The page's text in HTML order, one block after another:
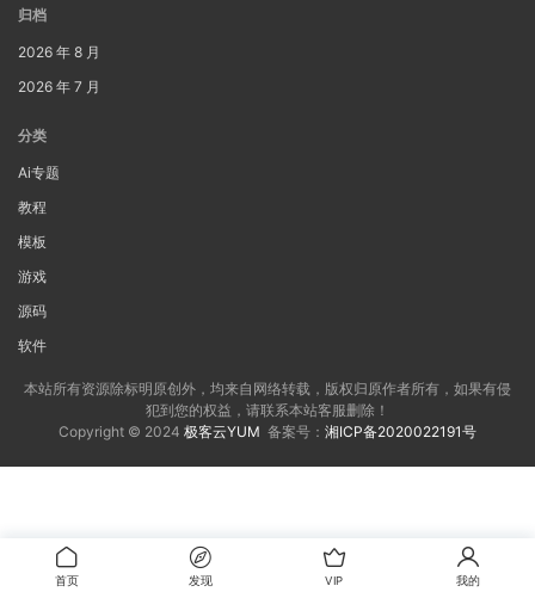
归档
2026 年 8 月
2026 年 7 月
分类
Ai专题
教程
模板
游戏
源码
软件
本站所有资源除标明原创外，均来自网络转载，版权归原作者所有，如果有侵
犯到您的权益，请联系本站客服删除！
Copyright © 2024 极客云YUM 备案号： 湘ICP备2020022191号
首页 发现 VIP 我的